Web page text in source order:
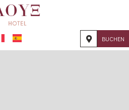
BUCHEN